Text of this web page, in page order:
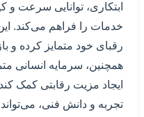
ابتکاری، توانایی سرعت و
خدمات را فراهم می‌کند.
رقبای خود متمایز کرده و
همچنین، سرمایه انسانی
ایجاد مزیت رقابتی کمک
تجربه و دانش فنی،